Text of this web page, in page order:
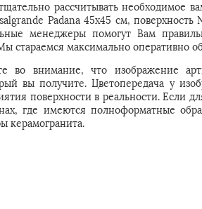
рассчитывать необходимое
Padana 45x45 см,
менеджеры помогут Вам
стараемся максимально оперативно
во внимание, что изображение
вы получите. Цветопередача у
поверхности в реальности. Если
где имеются полноформатные
керамогранита.